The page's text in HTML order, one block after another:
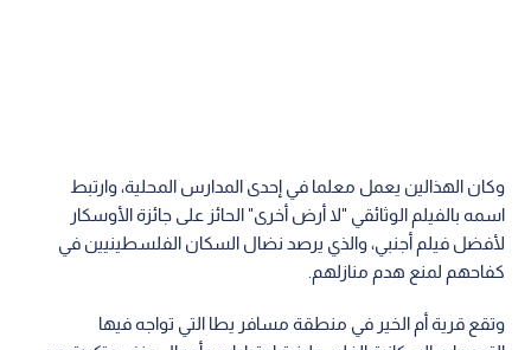
وكان الهذالين يعمل معلما في إحدى المدارس المحلية، وارتبط
اسمه بالفيلم الوثائقي "لا أرض أخرى" الحائز على جائزة الأوسكار
لأفضل فيلم أجنبي، والذي يرصد نضال السكان الفلسطينيين في
كفاحهم لمنع هدم منازلهم.
وتقع قرية أم الخير في منطقة مسافر يطا التي تواجه فيها